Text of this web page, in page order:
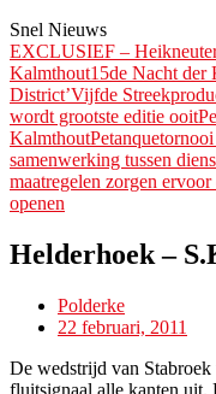
Snel Nieuws
EXCLUSIEF –
Kalmthout15de Nacht der
District’Vijfde
wordt grootste editie
Kalmthout
samenwerking tussen
maatregelen zorgen
openen
Helderhoek –
Polderke
22 februari, 2011
De wedstrijd van
fluitsignaal alle kanten uit.